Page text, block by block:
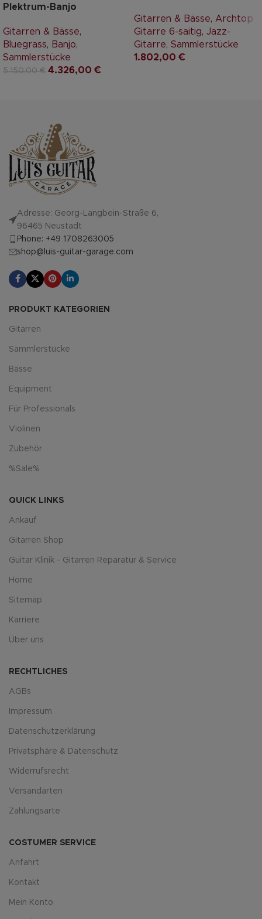
Plektrum-Banjo
Gitarren & Bässe,
Bluegrass, Banjo,
Sammlerstücke
5.150,00€ 4.326,00 €
Gitarren & Bässe, Archtop
Gitarre 6-saitig, Jazz-
Gitarre, Sammlerstücke
1.802,00 €
Adresse: Georg-Langbein-Straße 6,
96465 Neustadt
Phone: +49 1708263005
shop@luis-guitar-garage.com
PRODUKT KATEGORIEN
Gitarren
Sammlerstücke
Bässe
Equipment
Für Professionals
Violinen
Zubehör
%Sale%
QUICK LINKS
Ankauf
Gitarren Shop
Guitar Klinik - Gitarren Reparatur & Service
Home
Sitemap
Karriere
Über uns
RECHTLICHES
AGBs
Impressum
Datenschutzerklärung
Privatsphäre & Datenschutz
Widerrufsrecht
Versandarten
Zahlungsarte
COSTUMER SERVICE
Anfahrt
Kontakt
Mein Konto